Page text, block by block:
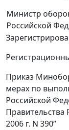
Министр
Российской
Приказ
мерах по
Российской
Правительства
2006 г. N 390”